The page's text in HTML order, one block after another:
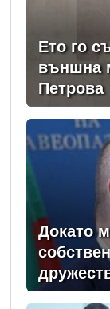
Ето го
външна
Петрова
Докато
вика